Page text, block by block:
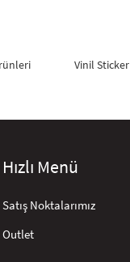
Vinil Sticker
Hızlı Menü
Satış Noktalarımız
Outlet